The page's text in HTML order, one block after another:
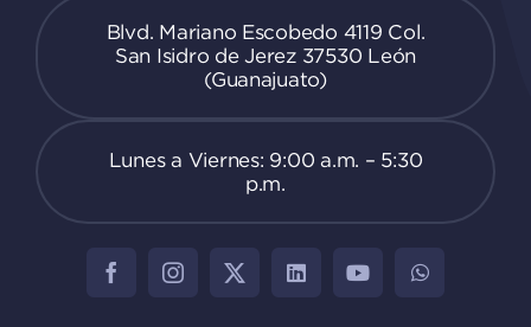
Blvd. Mariano Escobedo 4119 Col.
San Isidro de Jerez 37530 León
(Guanajuato)
Lunes a Viernes: 9:00 a.m. – 5:30
p.m.